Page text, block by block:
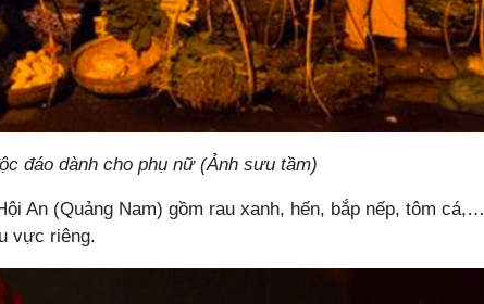
đáo dành cho phụ nữ (Ảnh sưu tầm)
An (Quảng Nam) gồm rau xanh, hến, bắp nếp, tôm cá,…
vực riêng.